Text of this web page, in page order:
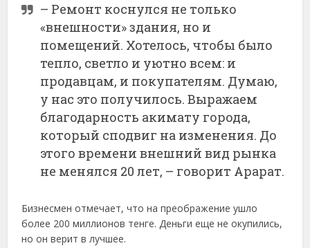
– Ремонт коснулся не только
«внешности» здания, но и
помещений. Хотелось, чтобы было
тепло, светло и уютно всем: и
продавцам, и покупателям. Думаю,
у нас это получилось. Выражаем
благодарность акимату города,
который сподвиг на изменения. До
этого времени внешний вид рынка
не менялся 20 лет, – говорит Арарат.
Бизнесмен отмечает, что на преображение ушло
более 200 миллионов тенге. Деньги еще не окупились,
но он верит в лучшее.